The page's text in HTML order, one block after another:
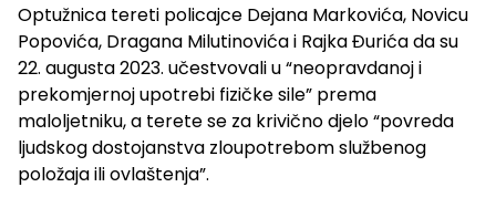
Optužnica tereti policajce Dejana Markovića, Novicu
Popovića, Dragana Milutinovića i Rajka Đurića da su
22. augusta 2023. učestvovali u “neopravdanoj i
prekomjernoj upotrebi fizičke sile” prema
maloljetniku, a terete se za krivično djelo “povreda
ljudskog dostojanstva zloupotrebom službenog
položaja ili ovlaštenja”.